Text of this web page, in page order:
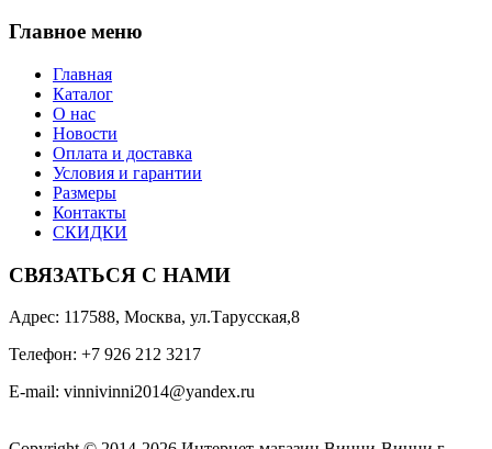
Главное меню
Главная
Каталог
О нас
Новости
Оплата и доставка
Условия и гарантии
Размеры
Контакты
СКИДКИ
СВЯЗАТЬСЯ С НАМИ
Адрес: 117588, Москва, ул.Тарусская,8
Телефон: +7 926 212 3217
E-mail: vinnivinni2014@yandex.ru